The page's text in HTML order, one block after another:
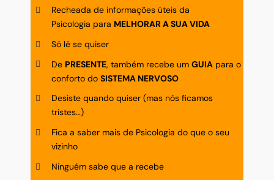
Recheada de informações úteis da
Psicologia para MELHORAR A SUA VIDA
Só lê se quiser
De PRESENTE, também recebe um GUIA para o
conforto do SISTEMA NERVOSO
Desiste quando quiser (mas nós ficamos
tristes…)
Fica a saber mais de Psicologia do que o seu
vizinho
Ninguém sabe que a recebe